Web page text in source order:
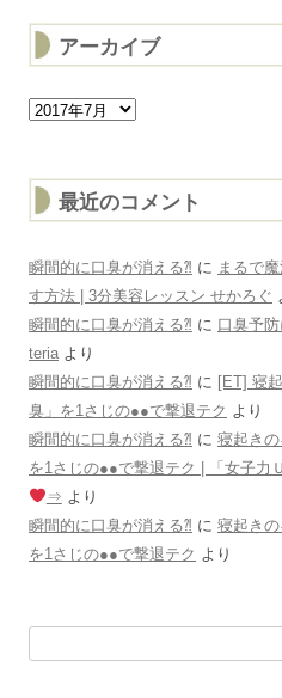
アーカイブ
ア
ー
最近のコメント
瞬間的に口臭が消える⁈ に まるで
す方法 | 3分美容レッスン せかろぐ
瞬間的に口臭が消える⁈ に 口臭予
teria より
瞬間的に口臭が消える⁈ に [ET] 寝
臭」を1さじの●●で撃退テク より
瞬間的に口臭が消える⁈ に 寝起き
を1さじの●●で撃退テク | 「女子力
⇒ より
瞬間的に口臭が消える⁈ に 寝起き
を1さじの●●で撃退テク より
索: